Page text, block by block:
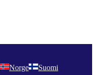
Norge Suomi